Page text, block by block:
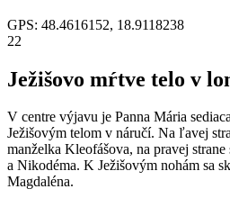
GPS: 48.4616152, 18.9118238
22
Ježišovo mŕtve telo v
V centre výjavu je Panna Mária
Ježišovým telom v náručí. Na ľavej
manželka Kleofášova, na pravej
a Nikodéma. K Ježišovým nohám sa
Magdaléna.